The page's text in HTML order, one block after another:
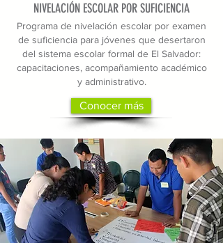
NIVELACIÓN ESCOLAR POR SUFICIENCIA
Programa de nivelación escolar por examen
de suficiencia para jóvenes que desertaron
del sistema escolar formal de El Salvador:
capacitaciones, acompañamiento académico
y administrativo.
Conocer más